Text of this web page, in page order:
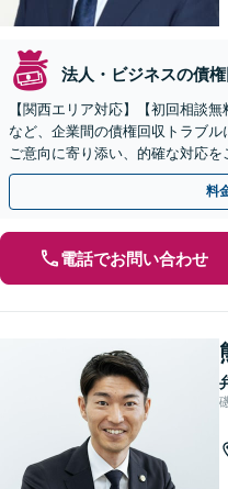
法人・ビジネスの債
【関西エリア対応】【初回相談
など、企業間の債権回収トラブ
ご意向に寄り添い、的確な対応
渉で、少しでも回収できるよう
料
電話でお問い合わせ